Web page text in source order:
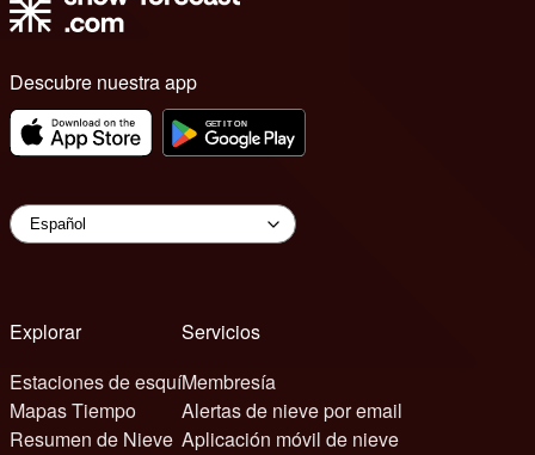
Descubre nuestra app
Explorar
Estaciones de esquí
Mapas Tiempo
Resumen de Nieve
Servicios
Membresía
Alertas de nieve por email
Aplicación móvil de nieve